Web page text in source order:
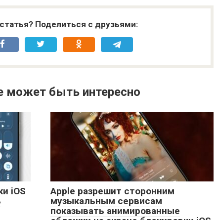
Поделиться с друзьями:
может быть интересно
iOS
Apple разрешит сторонним
музыкальным сервисам
показывать анимированные